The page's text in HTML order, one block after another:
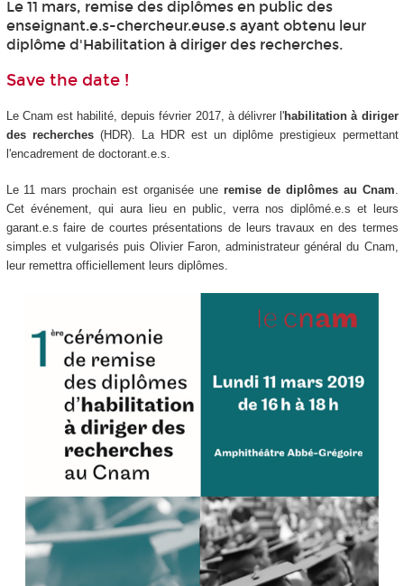
Le 11 mars, remise des diplômes en public des
enseignant.e.s-chercheur.euse.s ayant obtenu leur
diplôme d'Habilitation à diriger des recherches.
Save the date !
Le Cnam est habilité, depuis février 2017, à délivrer l'habilitation à diriger
des recherches(HDR). La HDR est un diplôme prestigieux permettant
l'encadrement de doctorant.e.s.
Le 11 mars prochain est organisée une remise de diplômes au Cnam.
Cet événement, qui aura lieu en public, verra nos diplômé.e.s et leurs
garant.e.s faire de courtes présentations de leurs travaux en des termes
simples et vulgarisés puis Olivier Faron, administrateur général du Cnam,
leur remettra officiellement leurs diplômes.